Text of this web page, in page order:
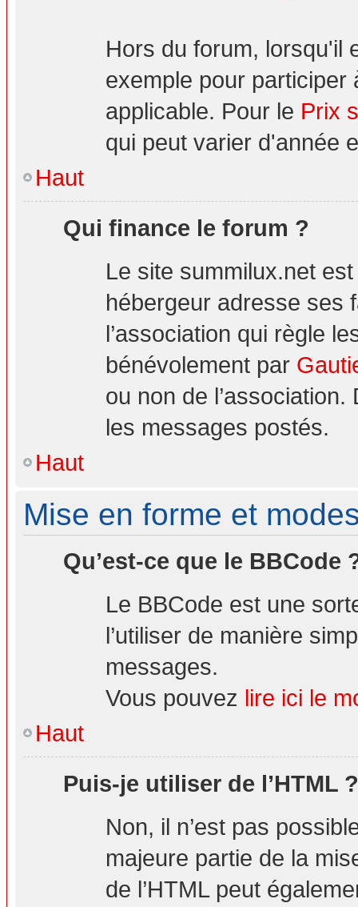
Hors du forum, lorsqu'il
exemple pour participer
applicable. Pour le Prix
qui peut varier d'année
Haut
Qui finance le forum ?
Le site summilux.net
hébergeur adresse ses
l’association qui règle
bénévolement par
ou non de
les messages postés.
Haut
Mise en forme et
Qu’est-ce que le BBCode
Le BBCode est une
l’utiliser de manière
messages.
Vous pouvez lire ici le
Haut
Puis-je utiliser de l’HTML ?
Non, il n’est pas
majeure partie de la
de l’HTML peut